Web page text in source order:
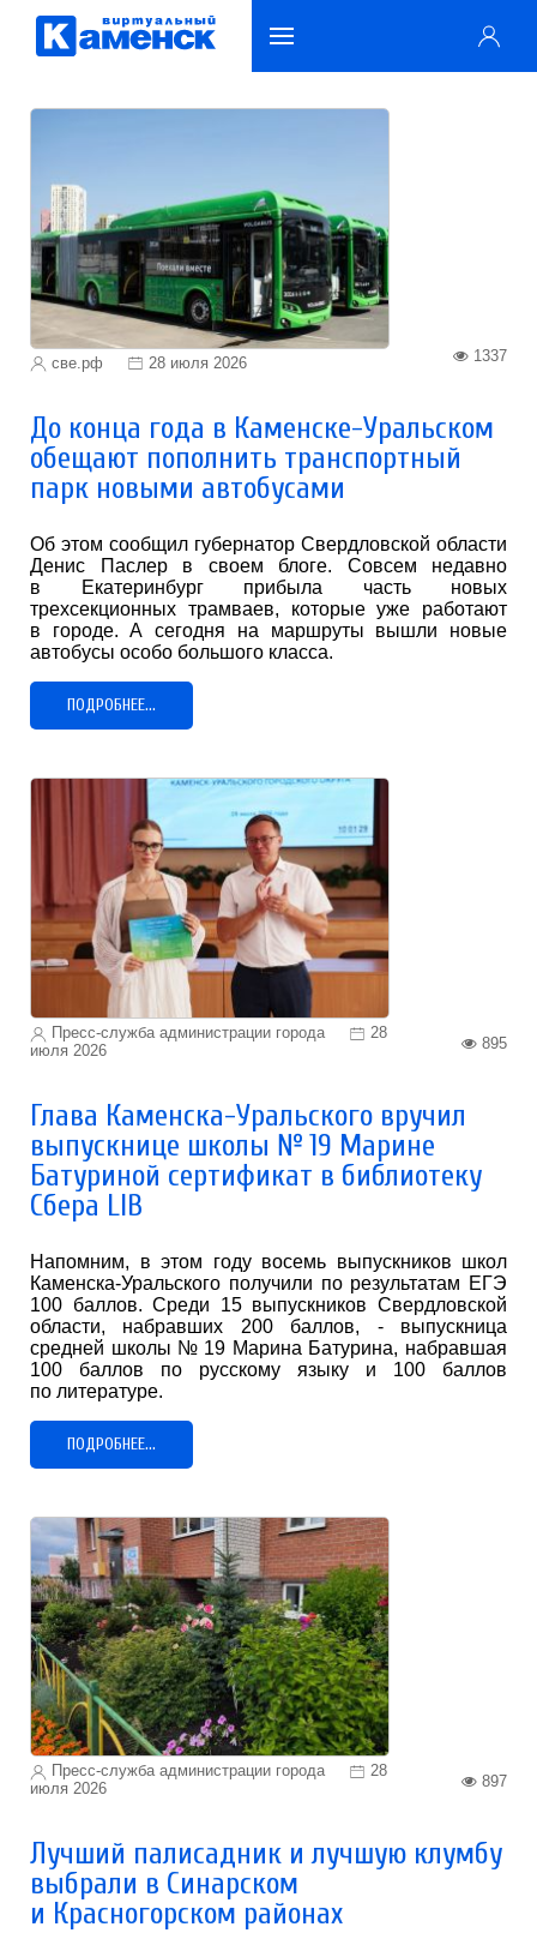
све.рф 28 июля 2026 1337
До конца года в Каменске-Уральском
обещают пополнить транспортный
парк новыми автобусами
Об этом сообщил губернатор Свердловской области
Денис Паслер в своем блоге. Совсем недавно
в Екатеринбург прибыла часть новых
трехсекционных трамваев, которые уже работают
в городе. А сегодня на маршруты вышли новые
автобусы особо большого класса.
ПОДРОБНЕЕ...
Пресс-служба администрации города
28
июля 2026
895
Глава Каменска-Уральского вручил
выпускнице школы № 19 Марине
Батуриной сертификат в библиотеку
Сбера LIB
Напомним, в этом году восемь выпускников школ
Каменска-Уральского получили по результатам ЕГЭ
100 баллов. Среди 15 выпускников Свердловской
области, набравших 200 баллов, - выпускница
средней школы № 19 Марина Батурина, набравшая
100 баллов по русскому языку и 100 баллов
по литературе.
ПОДРОБНЕЕ...
Пресс-служба администрации города
28
июля 2026
897
Лучший палисадник и лучшую клумбу
выбрали в Синарском
и Красногорском районах